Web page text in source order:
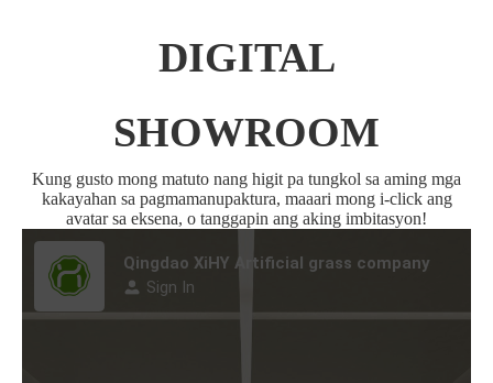
DIGITAL
SHOWROOM
Kung gusto mong matuto nang higit pa tungkol sa aming mga
kakayahan sa pagmamanupaktura, maaari mong i-click ang
avatar sa eksena, o tanggapin ang aking imbitasyon!